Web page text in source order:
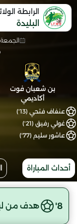
الرابطة
البليدة
الجمعة 5 ديسمبر 2025
بن شعبان فوت
أكاديمي
عنفاف فتحي (13')
غولي رفيق (21')
عاشور سليم (77')
أحداث المباراة
8' هدف من